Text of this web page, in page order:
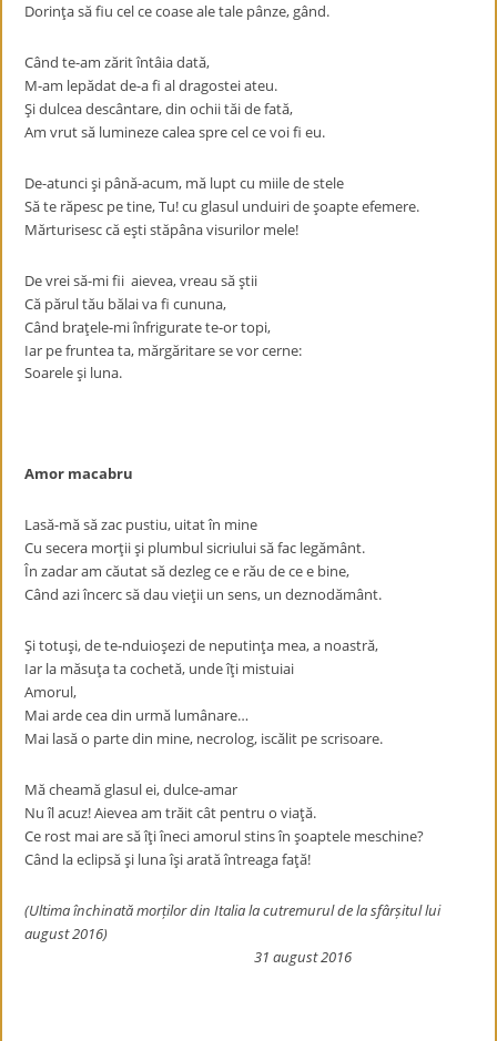
Dorinţa să fiu cel ce coase ale tale pânze, gând.
Când te-am zărit întâia dată,
M-am lepădat de-a fi al dragostei ateu.
Şi dulcea descântare, din ochii tăi de fată,
Am vrut să lumineze calea spre cel ce voi fi eu.
De-atunci şi până-acum, mă lupt cu miile de stele
Să te răpesc pe tine, Tu! cu glasul unduiri de şoapte efemere.
Mărturisesc că eşti stăpâna visurilor mele!
De vrei să-mi fii aievea, vreau să ştii
Că părul tău bălai va fi cununa,
Când braţele-mi înfrigurate te-or topi,
Iar pe fruntea ta, mărgăritare se vor cerne:
Soarele şi luna.
Amor macabru
Lasă-mă să zac pustiu, uitat în mine
Cu secera morţii şi plumbul sicriului să fac legământ.
În zadar am căutat să dezleg ce e rău de ce e bine,
Când azi încerc să dau vieţii un sens, un deznodământ.
Şi totuşi, de te-nduioşezi de neputinţa mea, a noastră,
Iar la măsuţa ta cochetă, unde îţi mistuiai
Amorul,
Mai arde cea din urmă lumânare…
Mai lasă o parte din mine, necrolog, iscălit pe scrisoare.
Mă cheamă glasul ei, dulce-amar
Nu îl acuz! Aievea am trăit cât pentru o viaţă.
Ce rost mai are să îţi îneci amorul stins în şoaptele meschine?
Când la eclipsă şi luna îşi arată întreaga faţă!
(Ultima închinată morților din Italia la cutremurul de la sfârșitul lui
august 2016)
31 august 2016